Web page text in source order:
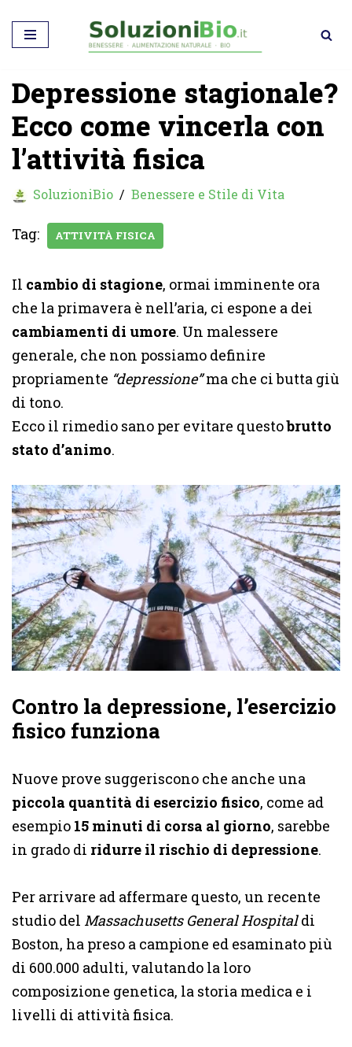
Vai
contenuto
Depressione stagionale?
Ecco come vincerla con
l’attività fisica
SoluzioniBio Benessere e Stile di Vita
Tag: ATTIVITÀ FISICA
Il cambio di stagione, ormai imminente ora
che la primavera è nell’aria, ci espone a dei
cambiamenti di umore. Un malessere
generale, che non possiamo definire
propriamente “depressione”ma che ci butta giù
di tono.
Ecco il rimedio sano per evitare questobrutto
stato d’animo.
Contro la depressione, l’esercizio
fisico funziona
Nuove prove suggeriscono che anche una
piccola quantità di esercizio fisico, come ad
esempio 15 minuti di corsa al giorno, sarebbe
in grado di ridurre il rischio di depressione.
Per arrivare ad affermare questo, un recente
studio del Massachusetts General Hospitaldi
Boston, ha preso a campione ed esaminato più
di 600.000 adulti, valutando la loro
composizione genetica, la storia medica e i
livelli di attività fisica.